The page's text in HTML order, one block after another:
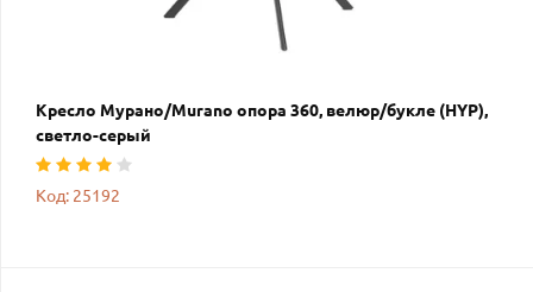
Кресло Мурано/Murano опора 360, велюр/букле (HYP),
светло-серый
Код: 25192